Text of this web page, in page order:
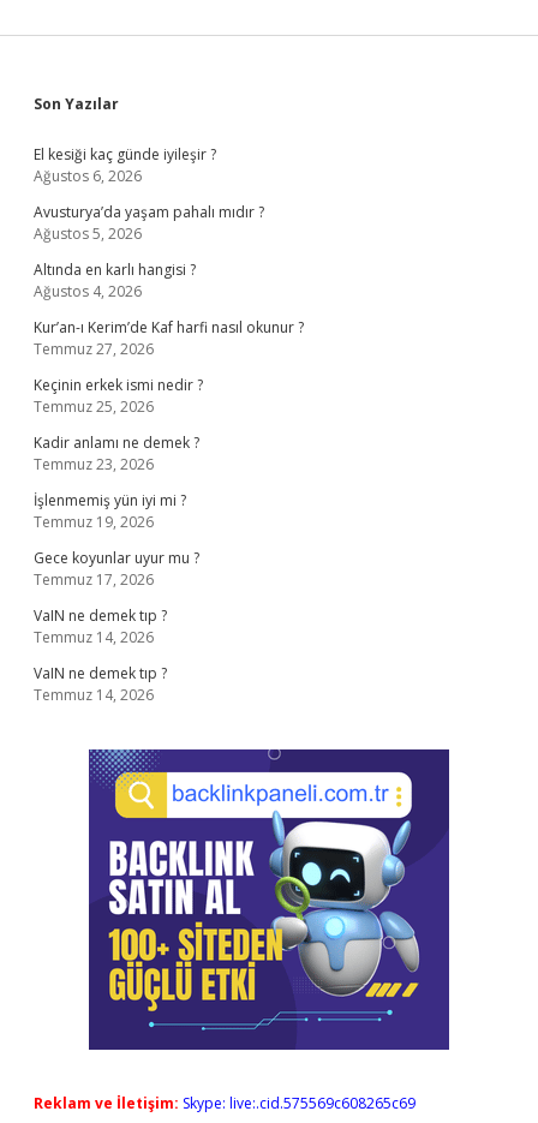
Sidebar
Son Yazılar
El kesiği kaç günde iyileşir ?
Ağustos 6, 2026
Avusturya’da yaşam pahalı mıdır ?
Ağustos 5, 2026
Altında en karlı hangisi ?
Ağustos 4, 2026
Kur’an-ı Kerim’de Kaf harfi nasıl okunur ?
Temmuz 27, 2026
Keçinin erkek ismi nedir ?
Temmuz 25, 2026
Kadir anlamı ne demek ?
Temmuz 23, 2026
İşlenmemiş yün iyi mi ?
Temmuz 19, 2026
Gece koyunlar uyur mu ?
Temmuz 17, 2026
VaIN ne demek tıp ?
Temmuz 14, 2026
VaIN ne demek tıp ?
Temmuz 14, 2026
Reklam ve İletişim: Skype: live:.cid.575569c608265c69